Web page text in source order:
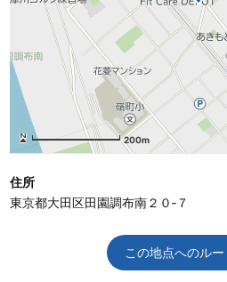
200m
住所
東京都大田区田園調布南２０‐７
この地点へのル